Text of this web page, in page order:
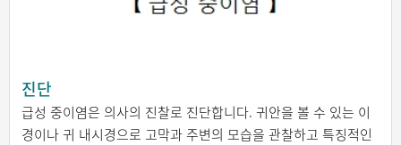
진단
급성 중이염은 의사의 진찰로 진단합니다. 귀안을 볼 수 있는 이
경이나 귀 내시경으로 고막과 주변의 모습을 관찰하고 특징적인